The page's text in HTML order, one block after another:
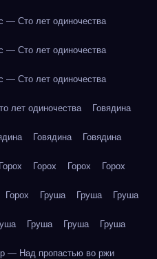
— Сто лет одиночества
— Сто лет одиночества
— Сто лет одиночества
лет одиночества Говядина
Говядина Говядина
Горох Горох Горох Горох
Горох Груша Груша Груша
Груша Груша Груша
— Над пропастью во ржи